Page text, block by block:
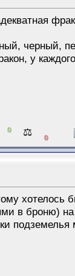
черный,
у
0 ⚖️ 0
хотелось
в броню)